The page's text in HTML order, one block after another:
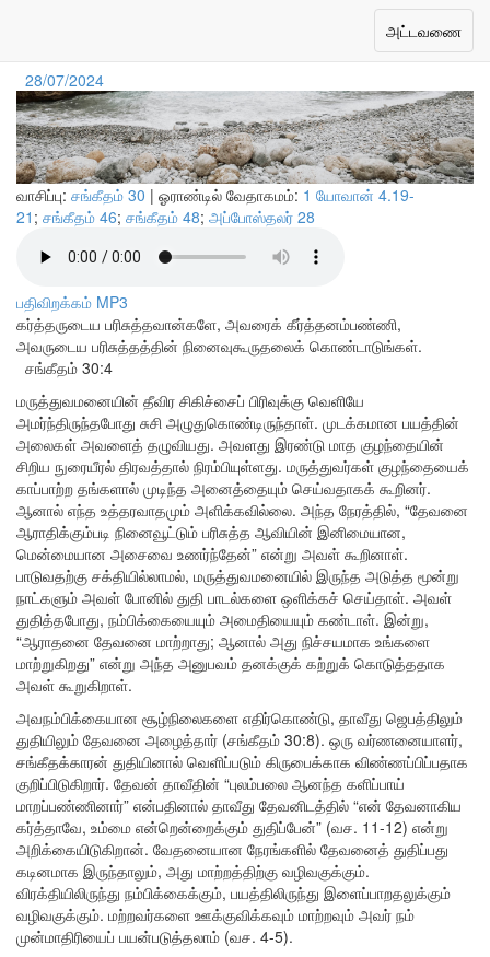
Toggle
navigation
அட்டவணை
28/07/2024
வாசிப்பு: சங்கீதம் 30 | ஓராண்டில் வேதாகமம்: 1 யோவான் 4.19-
21 ; சங்கீதம் 46; சங்கீதம் 48; அப்போஸ்தலர் 28
பதிவிறக்கம் MP3
கர்த்தருடைய பரிசுத்தவான்களே, அவரைக் கீர்த்தனம்பண்ணி,
அவருடைய பரிசுத்தத்தின் நினைவுகூருதலைக் கொண்டாடுங்கள்.
சங்கீதம் 30:4
மருத்துவமனையின் தீவிர சிகிச்சைப் பிரிவுக்கு வெளியே
அமர்ந்திருந்தபோது சுசி அழுதுகொண்டிருந்தாள். முடக்கமான பயத்தின்
அலைகள் அவளைத் தழுவியது. அவளது இரண்டு மாத குழந்தையின்
சிறிய நுரையீரல் திரவத்தால் நிரம்பியுள்ளது. மருத்துவர்கள் குழந்தையைக்
காப்பாற்ற தங்களால் முடிந்த அனைத்தையும் செய்வதாகக் கூறினர்.
ஆனால் எந்த உத்தரவாதமும் அளிக்கவில்லை. அந்த நேரத்தில், “தேவனை
ஆராதிக்கும்படி நினைவூட்டும் பரிசுத்த ஆவியின் இனிமையான,
மென்மையான அசைவை உணர்ந்தேன்” என்று அவள் கூறினாள்.
பாடுவதற்கு சக்தியில்லாமல், மருத்துவமனையில் இருந்த அடுத்த மூன்று
நாட்களும் அவள் போனில் துதி பாடல்களை ஒளிக்கச் செய்தாள். அவள்
துதித்தபோது, நம்பிக்கையையும் அமைதியையும் கண்டாள். இன்று,
“ஆராதனை தேவனை மாற்றாது; ஆனால் அது நிச்சயமாக உங்களை
மாற்றுகிறது” என்று அந்த அனுபவம் தனக்குக் கற்றுக் கொடுத்ததாக
அவள் கூறுகிறாள்.
அவநம்பிக்கையான சூழ்நிலைகளை எதிர்கொண்டு, தாவீது ஜெபத்திலும்
துதியிலும் தேவனை அழைத்தார் (சங்கீதம் 30:8). ஒரு வர்ணனையாளர்,
சங்கீதக்காரன் துதியினால் வெளிப்படும் கிருபைக்காக விண்ணப்பிப்பதாக
குறிப்பிடுகிறார். தேவன் தாவீதின் “புலம்பலை ஆனந்த களிப்பாய்
மாறப்பண்ணினார்” என்பதினால் தாவீது தேவனிடத்தில் “என் தேவனாகிய
கர்த்தாவே, உம்மை என்றென்றைக்கும் துதிப்பேன்” (வச. 11-12) என்று
அறிக்கையிடுகிறான். வேதனையான நேரங்களில் தேவனைத் துதிப்பது
கடினமாக இருந்தாலும், அது மாற்றத்திற்கு வழிவகுக்கும்.
விரக்தியிலிருந்து நம்பிக்கைக்கும், பயத்திலிருந்து இளைப்பாறதலுக்கும்
வழிவகுக்கும். மற்றவர்களை ஊக்குவிக்கவும் மாற்றவும் அவர் நம்
முன்மாதிரியைப் பயன்படுத்தலாம் (வச. 4-5).